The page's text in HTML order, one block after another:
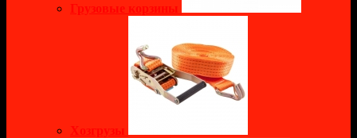
Грузовые корзины
Хозгрузы